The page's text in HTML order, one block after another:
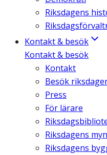
Riksdagens
Kontakt & besök
Kontakt & besök
Kontakt
Besök
Press
För lärare
Riksdagens
Riksdagens